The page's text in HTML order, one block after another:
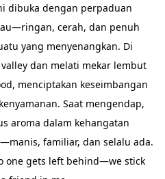
dibuka dengan perpaduan
cerah, dan penuh
yang menyenangkan. Di
dan melati mekar lembut
menciptakan keseimbangan
Saat mengendap,
aroma dalam kehangatan
familiar, dan selalu ada.
one gets left behind—we stick